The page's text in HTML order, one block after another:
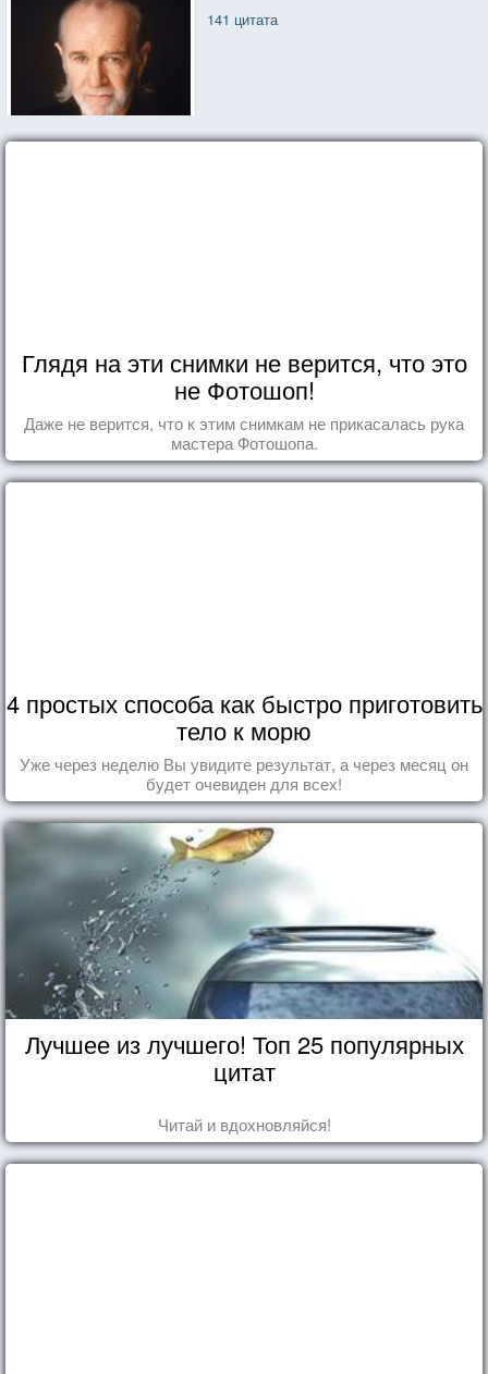
141 цитата
Глядя на эти снимки не верится, что это
не Фотошоп!
Даже не верится, что к этим снимкам не прикасалась рука
мастера Фотошопа.
4 простых способа как быстро приготовить
тело к морю
Уже через неделю Вы увидите результат, а через месяц он
будет очевиден для всех!
Лучшее из лучшего! Топ 25 популярных
цитат
Читай и вдохновляйся!